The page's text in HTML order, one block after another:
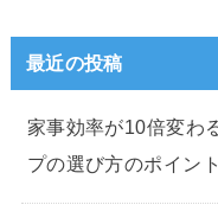
最近の投稿
家事効率が10倍変わ
プの選び方のポイン